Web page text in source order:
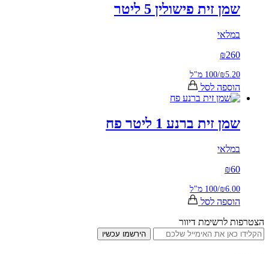
זית פישולין 5 ליטר
100 מ"ל
לסל
זית ברנע 1 ליטר פח
100 מ"ל
לסל
לרשימת דיוור
הירשמו עכשיו